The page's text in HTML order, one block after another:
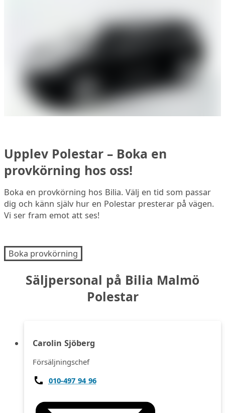
Upplev Polestar – Boka en
provkörning hos oss!
Boka en provkörning hos Bilia. Välj en tid som passar
dig och känn själv hur en Polestar presterar på vägen.
Vi ser fram emot att ses!
Boka provkörning
Säljpersonal på Bilia Malmö
Polestar
Carolin Sjöberg
Försäljningschef
010-497 94 96